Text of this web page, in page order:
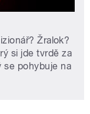
Žralok?
si jde tvrdě za
se pohybuje na